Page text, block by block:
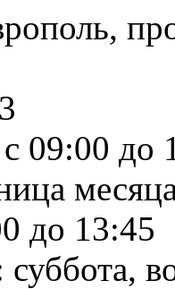
09:00 до
до 13:45